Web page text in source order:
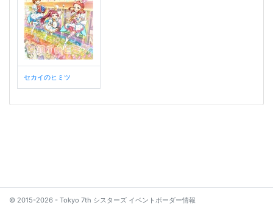
セカイのヒミツ
© 2015-2026 - Tokyo 7th シスターズ イベントボーダー情報